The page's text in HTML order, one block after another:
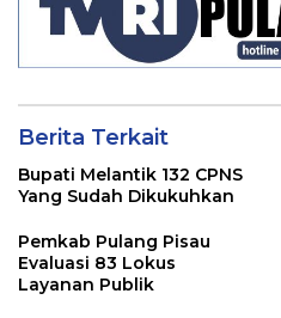
Berita Terkait
Bupati Melantik 132 CPNS
Yang Sudah Dikukuhkan
Pemkab Pulang Pisau
Evaluasi 83 Lokus
Layanan Publik